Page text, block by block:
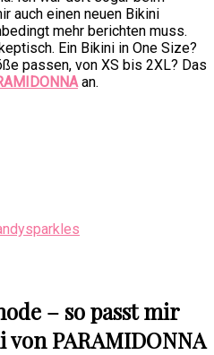
auch einen neuen Bikini
mehr berichten muss.
Ein Bikini in One Size?
passen, von XS bis 2XL? Das
an.
– so passt mir
PARAMIDONNA